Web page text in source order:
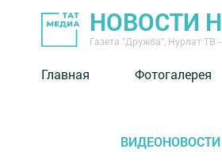
НОВОСТИ
Газета "Дружба", Нурлат ТВ
Главная Фотогалерея
ВИДЕОНОВОСТИ